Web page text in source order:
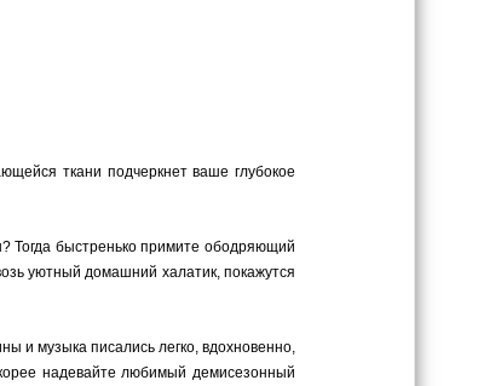
ткани подчеркнет ваше глубокое
Тогда быстренько примите ободряющий
уютный домашний халатик, покажутся
и музыка писались легко, вдохновенно,
надевайте любимый демисезонный